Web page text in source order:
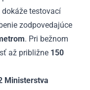
testovací
zodpovedajúce
. Pri bežnom
až približne 150
Ministerstva